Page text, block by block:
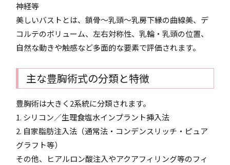
神経等
美しいバストとは、鎖骨〜乳頭〜乳房下縁の曲線美、デ
コルテのボリューム、左右対称性、乳輪・乳頭の位置、
自然な動きや触感など多面的な要素で評価されます。
主な豊胸術式の分類と特徴
豊胸術は大きく2系統に分類されます。
1. シリコン／生理食塩水インプラント挿入法
2. 自家脂肪注入法（通常法・コンデンスリッチ・ピュア
グラフト等）
その他、ヒアルロン酸注入やアクアフィリング等のフィ